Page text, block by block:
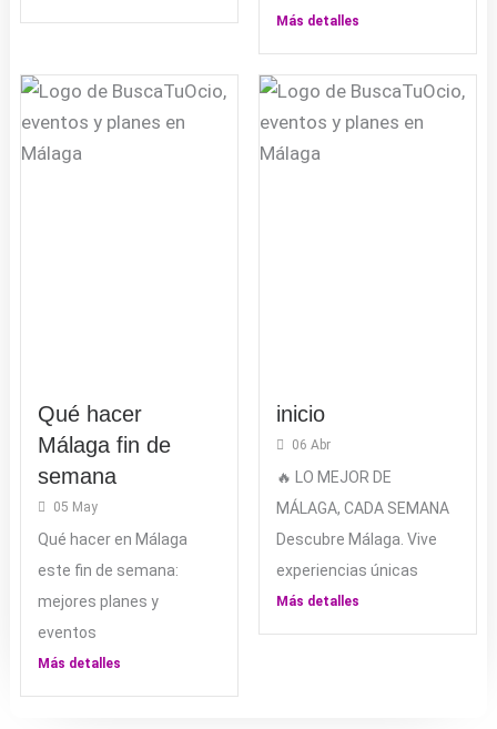
Más detalles
Qué hacer
Málaga fin de
semana
05 May
Qué hacer en Málaga
este fin de semana:
mejores planes y
eventos
Más detalles
inicio
06 Abr
🔥 LO MEJOR DE
MÁLAGA, CADA SEMANA
Descubre Málaga. Vive
experiencias únicas
Más detalles